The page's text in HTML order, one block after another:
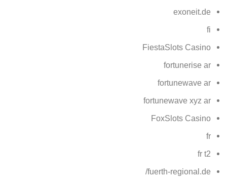
exoneit.de
fi
FiestaSlots Casino
fortunerise ar
fortunewave ar
fortunewave xyz ar
FoxSlots Casino
fr
fr t2
fuerth-regional.de/